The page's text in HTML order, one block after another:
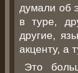
думали об
в туре,
другие,
акценту, а
Это